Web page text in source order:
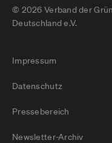
© 2026 Verband der
Deutschland e.V.
Impressum
Datenschutz
Pressebereich
Newsletter-Archiv